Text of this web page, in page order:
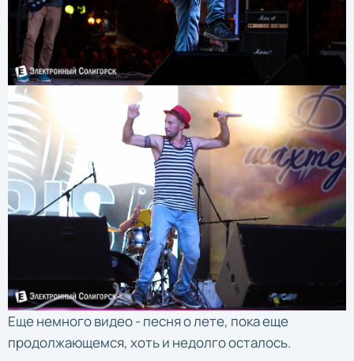
Еще немного видео - песня о лете, пока еще
продолжающемся, хоть и недолго осталось.